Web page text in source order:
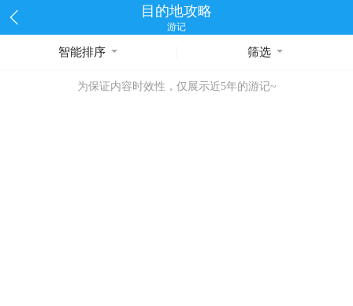
目的地攻略
游记
智能排序 筛选
为保证内容时效性，仅展示近5年的游记~